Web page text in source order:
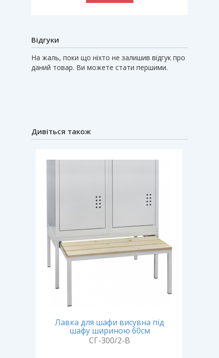
Відгуки
На жаль, поки що ніхто не залишив відгук про
даний товар. Ви можете стати першими.
Дивіться також
Лавка для шафи висувна під
шафу шириною 60см
СГ-300/2-В